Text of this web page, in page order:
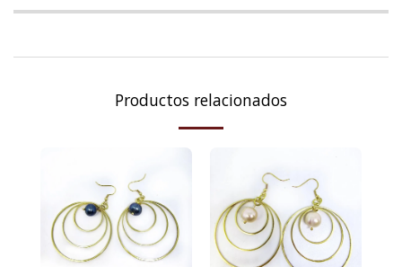
Productos relacionados